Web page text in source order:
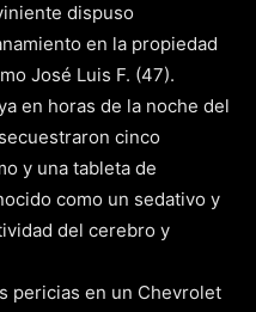
dispuso
en la propiedad
José Luis F. (47).
en horas de la noche del
cinco
y una tableta de
como un sedativo y
del cerebro y
pericias en un Chevrolet